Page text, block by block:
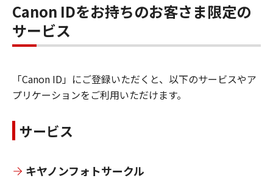
Canon IDをお持ちのお客さま限定の
サービス
「Canon ID」にご登録いただくと、以下のサービスやア
プリケーションをご利用いただけます。
サービス
キヤノンフォトサークル